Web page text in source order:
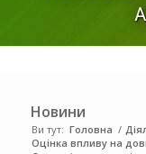
Новини
Ви тут: Головна /
Оцінка впливу на